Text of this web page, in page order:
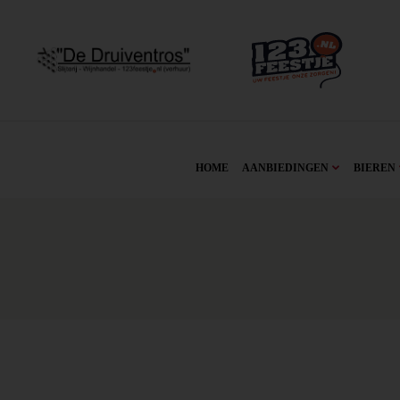
HOME AANBIEDINGEN BIEREN